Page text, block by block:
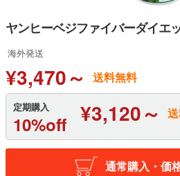
ヤンヒーベジファイバーダイエ
海外発送
¥3,470～ 送料無料
定期購入
10%off ¥3,120～
通常購入・価